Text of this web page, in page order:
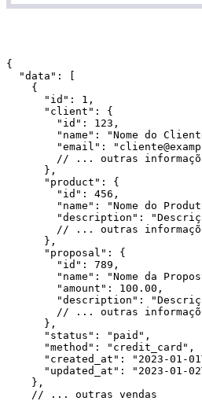
{
  "data": [
    {
      "id": 1,
      "client": {
        "id": 123,
"name": "Nome do
"email":
// ... outras
      },
      "product": {
        "id": 456,
"name": "Nome do
"description":
// ... outras
      },
      "proposal": {
        "id": 789,
"name": "Nome da
        "amount": 100.00,
"description":
// ... outras
      },
      "status": "paid",
      "method": "credit_card",
"created_at": "2023-01-
"updated_at": "2023-01-
    },
    // ... outras vendas